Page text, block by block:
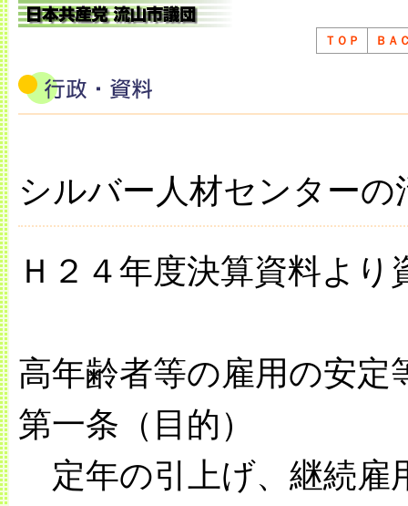
ＴＯＰ ＢＡ
シルバー人材センターの
Ｈ２４年度決算資料よ
高年齢者等の雇用の安定
第一条（目的）
定年の引上げ、継続雇